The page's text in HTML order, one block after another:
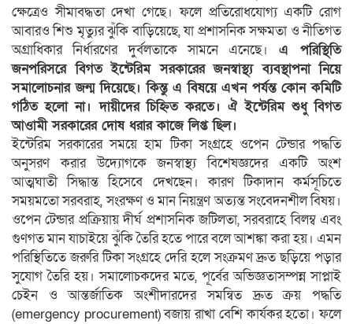
ক্ষেত্রেও সীমাবদ্ধতা দেখা গেছে। ফলে প্রতিরোধযোগ্য একটি রোগ
আবারও শিশু মৃত্যুর ঝুঁকি বাড়িয়েছে, যা প্রশাসনিক সক্ষমতা ও নীতিগত
অগ্রাধিকার নির্ধারণের দুর্বলতাকে সামনে এনেছে। এ পরিস্থিতি
জনপরিসরে বিগত ইন্টেরিম সরকারের জনস্বাস্থ্য ব্যবস্থাপনা নিয়ে
সমালোচনার জন্ম দিয়েছে। কিন্তু এ বিষয়ে এখন পর্যন্ত কোন কমিটি
গঠিত হলো না। দায়ীদের চিহ্নিত করতে।ঐ ইন্টেরিম শুধু বিগত
আওামী সরকারের দোষ ধরার কাজে লিপ্ত ছিল।
ইন্টেরিম সরকারের সময়ে হাম টিকা সংগ্রহে ওপেন টেন্ডার পদ্ধতি
অনুসরণ করার উদ্যোগকে জনস্বাস্থ্য বিশেষজ্ঞদের একটি অংশ
আত্মঘাতী সিদ্ধান্ত হিসেবে দেখছেন। কারণ টিকাদান কর্মসূচিতে
সময়মতো সরবরাহ, সংরক্ষণ ও মান নিয়ন্ত্রণ অত্যন্ত সংবেদনশীল বিষয়।
ওপেন টেন্ডার প্রক্রিয়ায় দীর্ঘ প্রশাসনিক জটিলতা, সরবরাহে বিলম্ব এবং
গুণগত মান যাচাইয়ে ঝুঁকি তৈরি হতে পারে বলে আশঙ্কা করা হয়। এমন
পরিস্থিতিতে জরুরি টিকা সংগ্রহে দেরি হলে সংক্রমণ দ্রুত ছড়িয়ে পড়ার
সুযোগ তৈরি হয়। সমালোচকদের মতে, পূর্বের অভিজ্ঞতাসম্পন্ন সাপ্লাই
চেইন ও আন্তর্জাতিক অংশীদারদের সমন্বিত দ্রুত ক্রয় পদ্ধতি
(emergency procurement) বজায় রাখা বেশি কার্যকর হতো। ফলে